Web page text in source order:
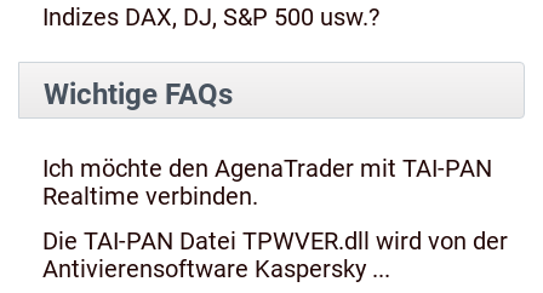
Indizes DAX, DJ, S&P 500 usw.?
Wichtige FAQs
Ich möchte den AgenaTrader mit TAI-PAN
Realtime verbinden.
Die TAI-PAN Datei TPWVER.dll wird von der
Antivierensoftware Kaspersky ...